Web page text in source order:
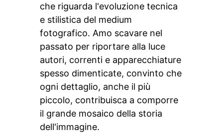
che riguarda l'evoluzione tecnica
e stilistica del medium
fotografico. Amo scavare nel
passato per riportare alla luce
autori, correnti e apparecchiature
spesso dimenticate, convinto che
ogni dettaglio, anche il più
piccolo, contribuisca a comporre
il grande mosaico della storia
dell'immagine.